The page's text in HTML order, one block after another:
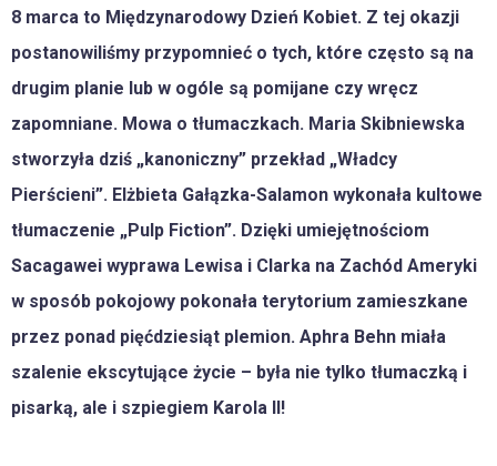
8 marca to Międzynarodowy Dzień Kobiet. Z tej okazji
postanowiliśmy przypomnieć o tych, które często są na
drugim planie lub w ogóle są pomijane czy wręcz
zapomniane. Mowa o tłumaczkach. Maria Skibniewska
stworzyła dziś „kanoniczny” przekład „Władcy
Pierścieni”. Elżbieta Gałązka-Salamon wykonała kultowe
tłumaczenie „Pulp Fiction”. Dzięki umiejętnościom
Sacagawei wyprawa Lewisa i Clarka na Zachód Ameryki
w sposób pokojowy pokonała terytorium zamieszkane
przez ponad pięćdziesiąt plemion. Aphra Behn miała
szalenie ekscytujące życie – była nie tylko tłumaczką i
pisarką, ale i szpiegiem Karola II!